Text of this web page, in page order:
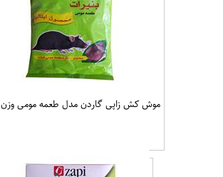
موش کش زاپی گاردن مدل طعمه مومی وزن 500 گرم